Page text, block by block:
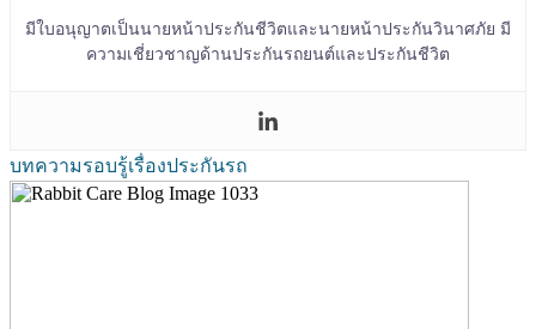
มีใบอนุญาตเป็นนายหน้าประกันชีวิตและนายหน้าประกันวินาศภัย มี
ความเชี่ยวชาญด้านประกันรถยนต์และประกันชีวิต
บทความรอบรู้เรื่องประกันรถ